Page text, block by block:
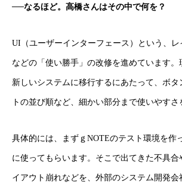
──なるほど。高橋さんはその中で何を？
UI（ユーザーインターフェース）という、
などの「使い勝手」の改修を進めています。
新しいシステムに移行するにあたって、ボタ
トの並び順など、細かい部分まで使いやすさ
具体的には、まずｇNOTEのテスト環境を作
に使ってもらいます。そこで出てきた不具合
イアウト崩れなどを、外部のシステム開発会